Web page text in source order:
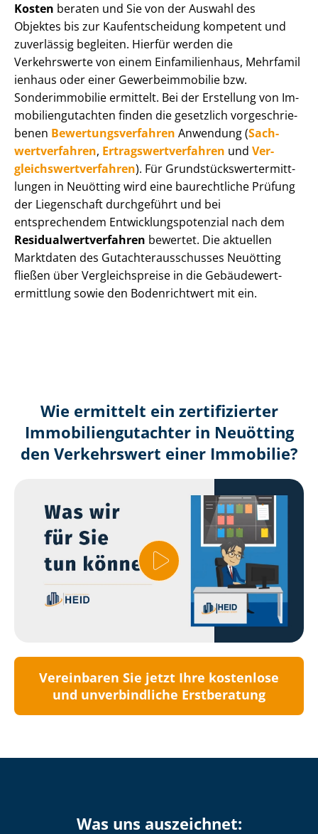
Kosten beraten und Sie von der Auswahl des
Objektes bis zur Kauf­ent­schei­dung kompetent und
zuverlässig begleiten. Hierfür werden die
Verkehrswerte von einem Einfamilienhaus, Mehr­fa­mi­l
i­en­haus oder einer Ge­wer­be­im­mo­bi­lie bzw.
Sonderimmobilie ermittelt. Bei der Erstellung von Im­
mo­bi­li­en­gut­ach­ten finden die gesetzlich vor­ge­schrie­
be­nen Be­wer­tungs­ver­fah­ren Anwendung (Sach­
wert­ver­fah­ren, Er­trags­wert­ver­fah­ren und Ver­
gleichs­wert­ver­fah­ren). Für Grund­stücks­wert­ermitt­
lun­gen in Neuötting wird eine baurechtliche Prüfung
der Liegenschaft durchgeführt und bei
entsprechendem Ent­wick­lungs­po­ten­zi­al nach dem
Re­si­du­al­wert­ver­fah­ren bewertet. Die aktuellen
Marktdaten des Gut­ach­ter­aus­schus­ses Neuötting
fließen über Ver­gleichs­prei­se in die Ge­bäu­de­wert­
ermitt­lung sowie den Bodenrichtwert mit ein.
Wie ermittelt ein zertifizierter
Immobilien­gutachter in Neuötting
den Verkehrswert einer Immobilie?
Vereinbaren Sie jetzt Ihre kostenlose
und unverbindliche Erstberatung
Was uns auszeichnet: